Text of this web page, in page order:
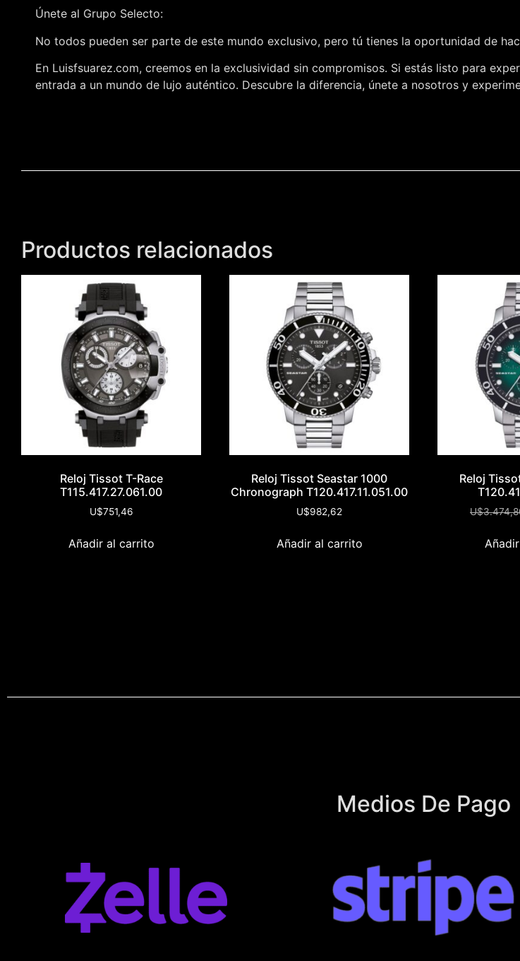
Únete al Grupo Selecto:
No todos pueden ser parte de este mundo exclusivo, pero tú tienes la oportunidad de
En Luisfsuarez.com, creemos en la exclusividad sin compromisos. Si estás listo para
entrada a un mundo de lujo auténtico. Descubre la diferencia, únete a nosotros y
Productos relacionados
Reloj Tissot T-Race
T115.417.27.061.00
U$751,46
Añadir al carrito
Reloj Tissot Seastar 1000
Chronograph T120.417.11.051.00
U$982,62
Añadir al carrito
Reloj
U$
Medios De Pago